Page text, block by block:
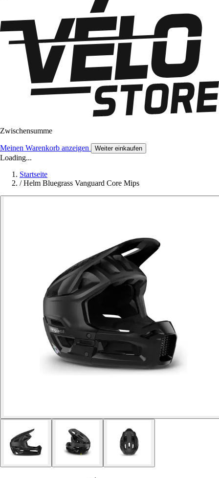
Zwischensumme
Meinen Warenkorb anzeigen Weiter einkaufen
Loading...
Startseite
/ Helm Bluegrass Vanguard Core Mips